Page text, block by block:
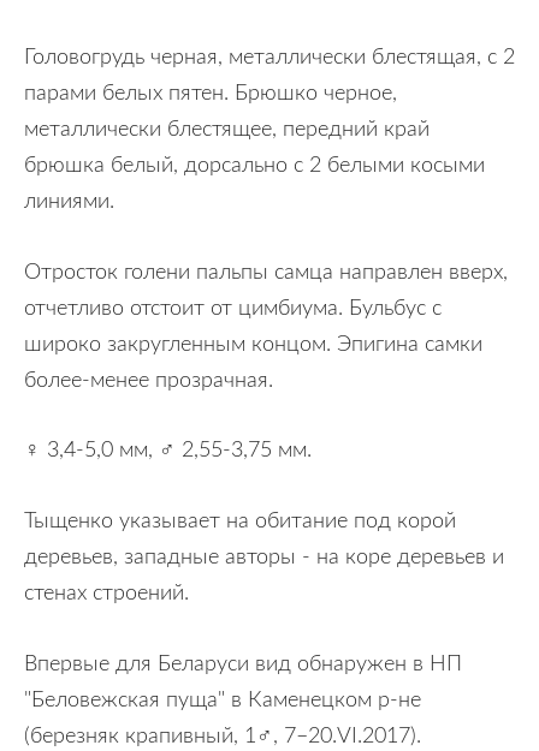
Головогрудь черная, металлически блестящая, с 2
парами белых пятен. Брюшко черное,
металлически блестящее, передний край
брюшка белый, дорсально с 2 белыми косыми
линиями.
Отросток голени пальпы самца направлен вверх,
отчетливо отстоит от цимбиума. Бульбус с
широко закругленным концом. Эпигина самки
более-менее прозрачная.
♀ 3,4-5,0 мм, ♂ 2,55-3,75 мм.
Тыщенко указывает на обитание под корой
деревьев, западные авторы - на коре деревьев и
стенах строений.
Впервые для Беларуси вид обнаружен в НП
"Беловежская пуща" в Каменецком р-не
(березняк крапивный, 1♂, 7–20.VI.2017).